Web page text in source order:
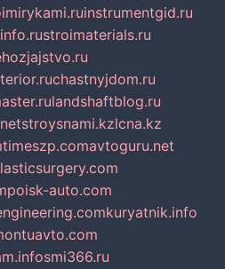
instrumentgid.ru
stroimaterials.ru
chastnyjdom.ru
landshaftblog.ru
stroysnami.kzlcna.kz
timeszp.comavtoguru.net
poisk-auto.com
kuryatnik.info
smi366.ru